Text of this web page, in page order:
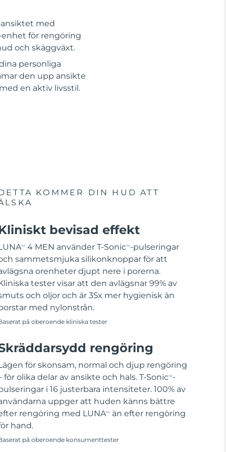
med
enhet för rengöring
och skäggväxt.
personliga
den upp ansikte
en aktiv livsstil.
KOMMER DIN HUD ATT
bevisad effekt
TM 4 MEN använder T-SonicTM -pulseringar
sammetsmjuka silikonknoppar för att
orenheter djupt nere i porerna.
tester visar att den avlägsnar 99% av
och oljor och är 35x mer hygienisk än
med nylonstrån.
på oberoende kliniska tester
rengöring
för skonsam, normal och djup rengöring
för olika delar av ansikte och hals. T-SonicTM -
i 16 justerbara intensiteter. 100% av
uppger att huden känns bättre
rengöring med LUNATM
än efter rengöring
hand.
på oberoende konsumenttester